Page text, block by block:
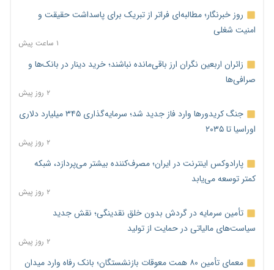
روز خبرنگار؛ مطالبه‌ای فراتر از تبریک برای پاسداشت حقیقت و
امنیت شغلی
۱ ساعت پیش
زائران اربعین نگران ارز باقی‌مانده نباشند؛ خرید دینار در بانک‌ها و
صرافی‌ها
۲ روز پیش
جنگ کریدورها وارد فاز جدید شد؛ سرمایه‌گذاری ۳۴۵ میلیارد دلاری
اوراسیا تا ۲۰۳۵
۲ روز پیش
پارادوکس اینترنت در ایران؛ مصرف‌کننده بیشتر می‌پردازد، شبکه
کمتر توسعه می‌یابد
۲ روز پیش
تأمین سرمایه در گردش بدون خلق نقدینگی؛ نقش جدید
سیاست‌های مالیاتی در حمایت از تولید
۲ روز پیش
معمای تأمین ۸۰ همت معوقات بازنشستگان؛ بانک رفاه وارد میدان